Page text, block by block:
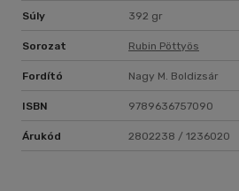
Súly 392 gr
Sorozat Rubin Pöttyös
Fordító Nagy M. Boldizsár
ISBN 9789636757090
Árukód 2802238 / 1236020